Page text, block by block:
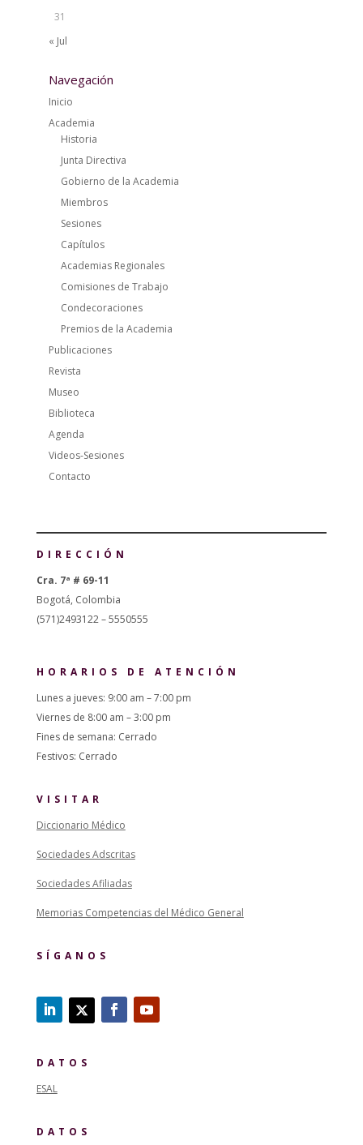
31
« Jul
Navegación
Inicio
Academia
Historia
Junta Directiva
Gobierno de la Academia
Miembros
Sesiones
Capítulos
Academias Regionales
Comisiones de Trabajo
Condecoraciones
Premios de la Academia
Publicaciones
Revista
Museo
Biblioteca
Agenda
Videos-Sesiones
Contacto
DIRECCIÓN
Cra. 7ª # 69-11
Bogotá, Colombia
(571)2493122 – 5550555
HORARIOS DE ATENCIÓN
Lunes a jueves: 9:00 am – 7:00 pm
Viernes de 8:00 am – 3:00 pm
Fines de semana: Cerrado
Festivos: Cerrado
VISITAR
Diccionario Médico
Sociedades Adscritas
Sociedades Afiliadas
Memorias Competencias del Médico General
SÍGANOS
DATOS
ESAL
DATOS